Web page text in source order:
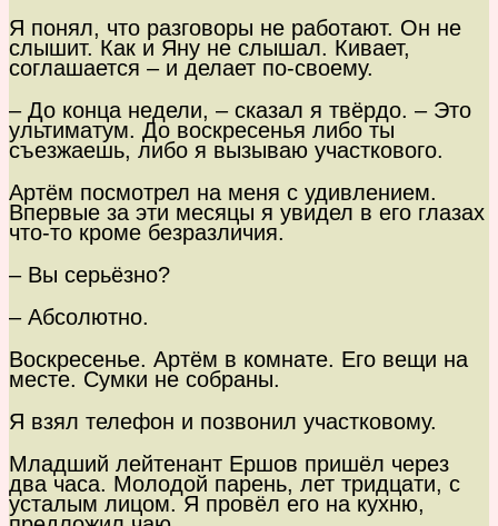
Я понял, что разговоры не работают. Он не
слышит. Как и Яну не слышал. Кивает,
соглашается – и делает по-своему.
– До конца недели, – сказал я твёрдо. – Это
ультиматум. До воскресенья либо ты
съезжаешь, либо я вызываю участкового.
Артём посмотрел на меня с удивлением.
Впервые за эти месяцы я увидел в его глазах
что-то кроме безразличия.
– Вы серьёзно?
– Абсолютно.
Воскресенье. Артём в комнате. Его вещи на
месте. Сумки не собраны.
Я взял телефон и позвонил участковому.
Младший лейтенант Ершов пришёл через
два часа. Молодой парень, лет тридцати, с
усталым лицом. Я провёл его на кухню,